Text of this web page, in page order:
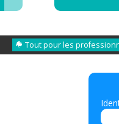
Tout pour les